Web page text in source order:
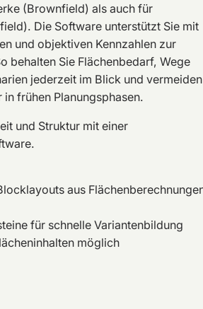
(Brownfield) als auch für
Die Software unterstützt Sie mit
und objektiven Kennzahlen zur
behalten Sie Flächenbedarf, Wege
jederzeit im Blick und vermeiden
frühen Planungsphasen.
und Struktur mit einer
aus
für schnelle Variantenbildung
möglich